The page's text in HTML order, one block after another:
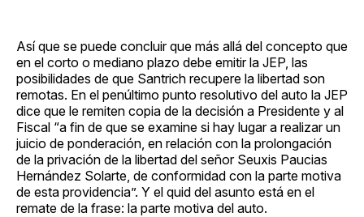
Así que se puede concluir que más allá del concepto que
en el corto o mediano plazo debe emitir la JEP, las
posibilidades de que Santrich recupere la libertad son
remotas. En el penúltimo punto resolutivo del auto la JEP
dice que le remiten copia de la decisión a Presidente y al
Fiscal “a fin de que se examine si hay lugar a realizar un
juicio de ponderación, en relación con la prolongación
de la privación de la libertad del señor Seuxis Paucias
Hernández Solarte, de conformidad con la parte motiva
de esta providencia”. Y el quid del asunto está en el
remate de la frase: la parte motiva del auto.